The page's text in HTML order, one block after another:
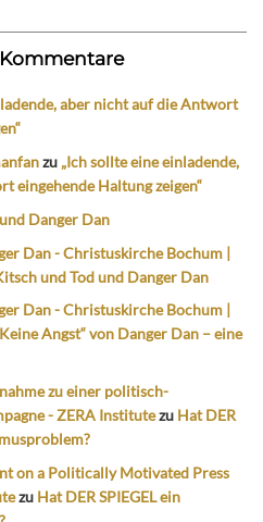
aber nicht auf die Antwort
zu „Ich sollte eine einladende,
eingehende Haltung zeigen“
Danger Dan
Dan - Christuskirche Bochum |
und Tod und Danger Dan
Dan - Christuskirche Bochum |
Angst“ von Danger Dan – eine
zu einer politisch-
- ZERA Institutezu Hat DER
on a Politically Motivated Press
zu Hat DER SPIEGEL ein